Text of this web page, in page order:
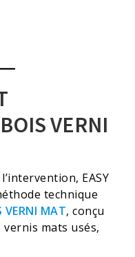
VERNI
EASY
technique
VERNI MAT, conçu
mats usés,